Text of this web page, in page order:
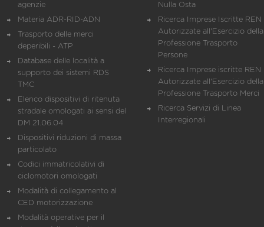
agenzie
Materia ADR-RID-ADN
Trasporto delle merci
deperibili - ATP
Database delle località a
supporto dei sistemi RDS
TMC
Elenco dispositivi di ritenuta
stradale omologati ai sensi del
DM 21.06.04
Dispositivi riduzioni di massa
particolato
Codici immatricolativi di
ciclomotori omologati
Modalità di collegamento al
CED motorizzazione
Modalità operative per il
Nulla Osta
Ricerca Imprese Iscritte REN
Autorizzate all'Esercizio della
Professione Trasporto
Persone
Ricerca Imprese iscritte REN
Autorizzate all'Esercizio della
Professione Trasporto Merci
Ricerca Servizi di Linea
Interregionali